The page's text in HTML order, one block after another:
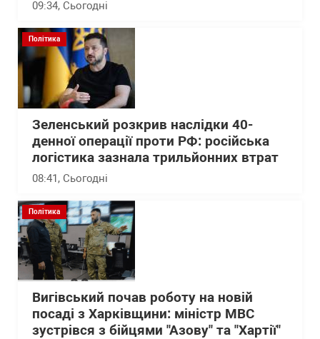
09:34, Сьогодні
Політика
Зеленський розкрив наслідки 40-
денної операції проти РФ: російська
логістика зазнала трильйонних втрат
08:41, Сьогодні
Політика
Вигівський почав роботу на новій
посаді з Харківщини: міністр МВС
зустрівся з бійцями "Азову" та "Хартії"